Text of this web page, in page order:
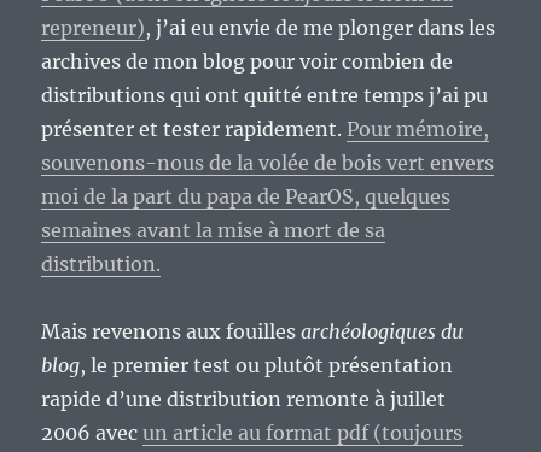
repreneur), j’ai eu envie de me plonger dans les
archives de mon blog pour voir combien de
distributions qui ont quitté entre temps j’ai pu
présenter et tester rapidement. Pour mémoire,
souvenons-nous de la volée de bois vert envers
moi de la part du papa de PearOS, quelques
semaines avant la mise à mort de sa
distribution.
Mais revenons aux fouillesarchéologiques du
blog, le premier test ou plutôt présentation
rapide d’une distribution remonte à juillet
2006 avecun article au format pdf (toujours